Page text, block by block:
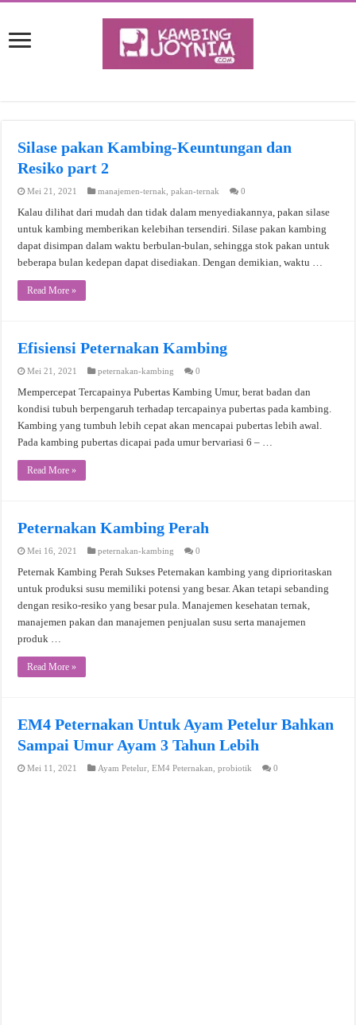
Silase pakan Kambing-Keuntungan dan
Resiko part 2
Mei 21, 2021 manajemen-ternak ,pakan-ternak 0
Kalau dilihat dari mudah dan tidak dalam menyediakannya, pakan silase
untuk kambing memberikan kelebihan tersendiri. Silase pakan kambing
dapat disimpan dalam waktu berbulan-bulan, sehingga stok pakan untuk
beberapa bulan kedepan dapat disediakan. Dengan demikian, waktu …
Read More »
Efisiensi Peternakan Kambing
Mei 21, 2021 peternakan-kambing 0
Mempercepat Tercapainya Pubertas Kambing Umur, berat badan dan
kondisi tubuh berpengaruh terhadap tercapainya pubertas pada kambing.
Kambing yang tumbuh lebih cepat akan mencapai pubertas lebih awal.
Pada kambing pubertas dicapai pada umur bervariasi 6 – …
Read More »
Peternakan Kambing Perah
Mei 16, 2021 peternakan-kambing 0
Peternak Kambing Perah Sukses Peternakan kambing yang diprioritaskan
untuk produksi susu memiliki potensi yang besar. Akan tetapi sebanding
dengan resiko-resiko yang besar pula. Manajemen kesehatan ternak,
manajemen pakan dan manajemen penjualan susu serta manajemen
produk …
Read More »
EM4 Peternakan Untuk Ayam Petelur Bahkan
Sampai Umur Ayam 3 Tahun Lebih
Mei 11, 2021 Ayam Petelur ,EM4 Peternakan ,probiotik 0